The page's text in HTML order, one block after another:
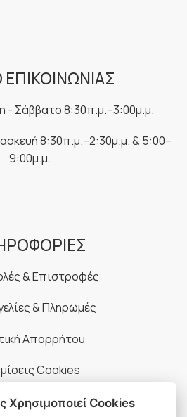
- Σάββατο 8:30π.μ.–3:00μ.μ.
8:30π.μ.–2:30μ.μ. & 5:00–
9:00μ.μ.
& Επιστροφές
& Πληρωμές
Απορρήτου
Cookies
& Ασφάλεια
Χρησιμοποιεί Cookies